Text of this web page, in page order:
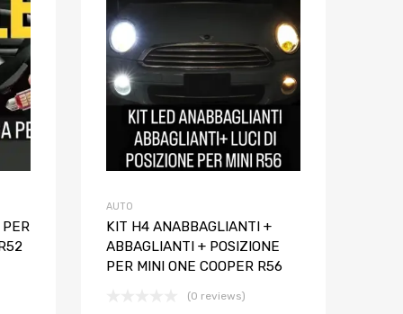
Aggiungi al confronto
AUTO
KIT H4 ANABBAGLIANTI +
ABBAGLIANTI + POSIZIONE
PER MINI ONE COOPER R56
(0 reviews)